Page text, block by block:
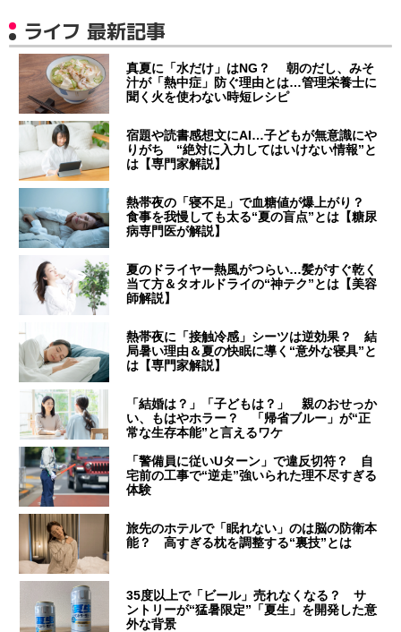
ライフ 最新記事
真夏に「水だけ」はNG？ 朝のだし、みそ
汁が「熱中症」防ぐ理由とは…管理栄養士に
聞く火を使わない時短レシピ
宿題や読書感想文にAI…子どもが無意識にや
りがち “絶対に入力してはいけない情報”と
は【専門家解説】
熱帯夜の「寝不足」で血糖値が爆上がり？
食事を我慢しても太る“夏の盲点”とは【糖尿
病専門医が解説】
夏のドライヤー熱風がつらい…髪がすぐ乾く
当て方＆タオルドライの“神テク”とは【美容
師解説】
熱帯夜に「接触冷感」シーツは逆効果？ 結
局暑い理由＆夏の快眠に導く“意外な寝具”と
は【専門家解説】
「結婚は？」「子どもは？」 親のおせっか
い、もはやホラー？ 「帰省ブルー」が“正
常な生存本能”と言えるワケ
「警備員に従いUターン」で違反切符？ 自
宅前の工事で“逆走”強いられた理不尽すぎる
体験
旅先のホテルで「眠れない」のは脳の防衛本
能？ 高すぎる枕を調整する“裏技”とは
35度以上で「ビール」売れなくなる？ サ
ントリーが“猛暑限定”「夏生」を開発した意
外な背景